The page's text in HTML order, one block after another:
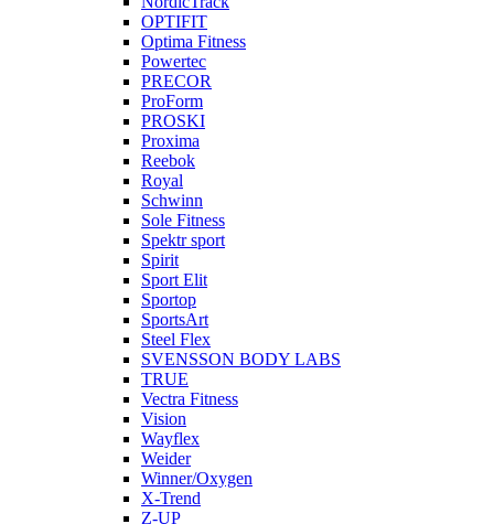
OPTIFIT
Optima Fitness
Powertec
PRECOR
ProForm
PROSKI
Proxima
Reebok
Royal
Schwinn
Sole Fitness
Spektr sport
Spirit
Sport Elit
Sportop
SportsArt
Steel Flex
SVENSSON BODY LABS
TRUE
Vectra Fitness
Vision
Wayflex
Weider
Winner/Oxygen
X-Trend
Z-UP